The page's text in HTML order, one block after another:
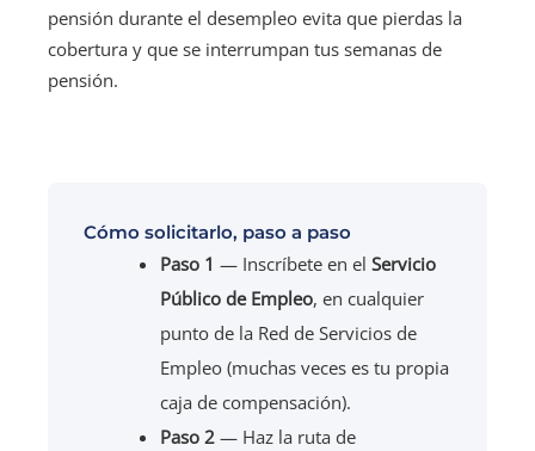
pensión durante el desempleo evita que pierdas la
cobertura y que se interrumpan tus semanas de
pensión.
Cómo solicitarlo, paso a paso
Paso 1 — Inscríbete en el Servicio
Público de Empleo, en cualquier
punto de la Red de Servicios de
Empleo (muchas veces es tu propia
caja de compensación).
Paso 2— Haz la ruta de